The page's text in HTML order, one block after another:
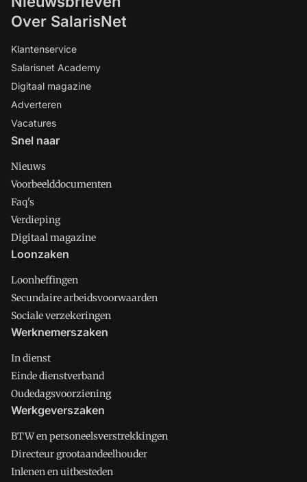
Over SalarisNet
Klantenservice
Salarisnet Academy
Digitaal magazine
Adverteren
Vacatures
Snel naar
Nieuws
Voorbeelddocumenten
Faq's
Verdieping
Digitaal magazine
Loonzaken
Loonheffingen
Secundaire arbeidsvoorwaarden
Sociale verzekeringen
Werknemerszaken
In dienst
Einde dienstverband
Oudedagsvoorziening
Werkgeverszaken
BTW en personeelsverstrekkingen
Directeur grootaandeelhouder
Inlenen en uitbesteden